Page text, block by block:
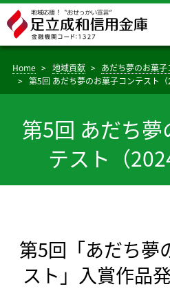
Home 地域貢献
あだち夢のお菓子
第5回 あだち夢のお菓子コンテスト（
第5回 あだち
テスト（
第5回「あだち夢
スト」入賞作品